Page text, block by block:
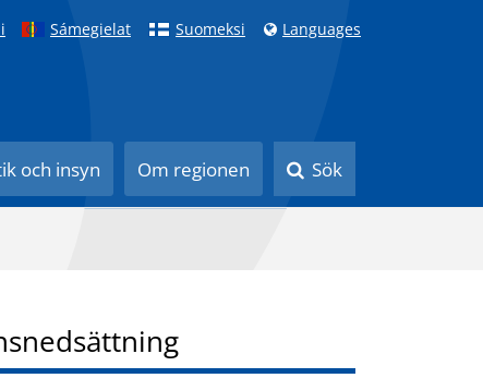
Sámegielat Suomeksi Languages
och insyn Om regionen Sök